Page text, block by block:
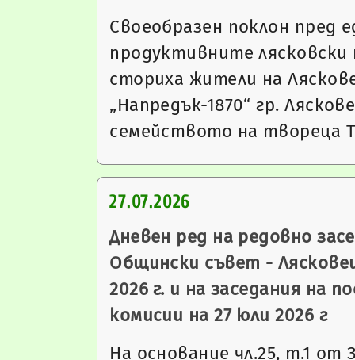
Своеобразен поклон пред
продуктивните
сториха жители на
„Напредък-1870“ гр.
семейството на твореца
27.07.2026
Дневен ред на редовно
Общински съвет -
2026 г. и на заседания на
комисии на 27 юли 2026 г
На основание чл.25, т.1 от